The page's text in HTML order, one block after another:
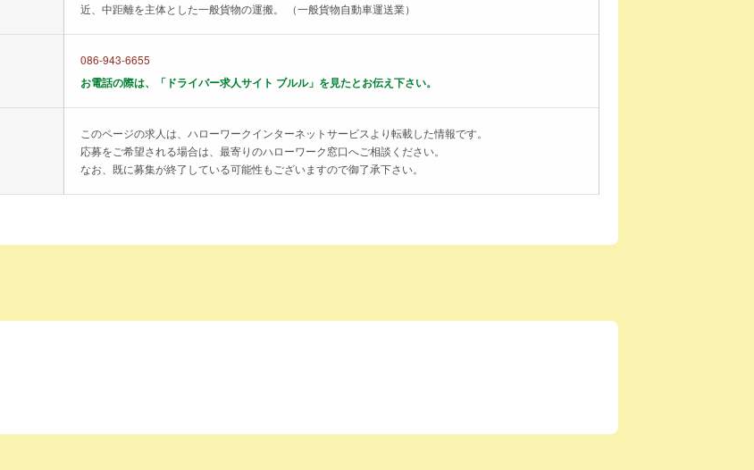
近、中距離を主体とした一般貨物の運搬。 （一般貨物自動車運送業）
086-943-6655
お電話の際は、「ドライバー求人サイト ブルル」を見たとお伝え下さい。
このページの求人は、ハローワークインターネットサービスより転載した情報です。
応募をご希望される場合は、最寄りのハローワーク窓口へご相談ください。
なお、既に募集が終了している可能性もございますので御了承下さい。